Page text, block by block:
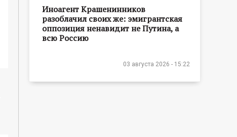
Иноагент Крашенинников
разоблачил своих же: эмигрантская
оппозиция ненавидит не Путина, а
всю Россию
03 августа 2026 - 15:22